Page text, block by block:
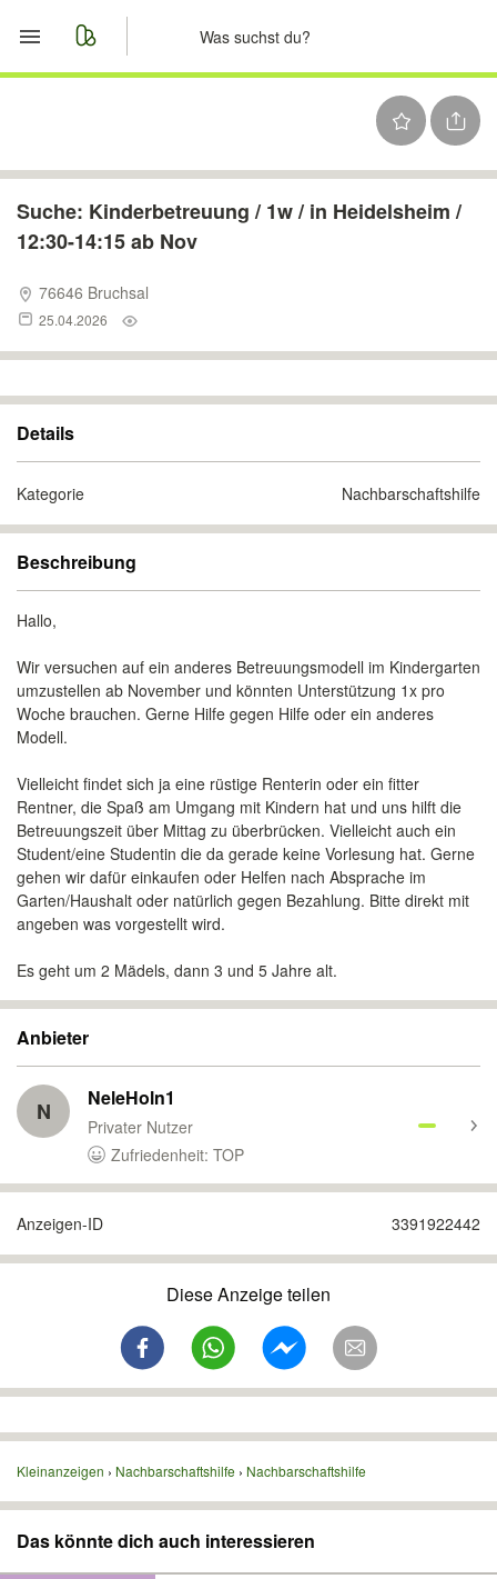
Nachrichten
Suche: Kinderbetreuung / 1w / in Heidelsheim /
12:30-14:15 ab Nov
76646 Bruchsal
25.04.2026
Details
Kategorie Nachbarschaftshilfe
Beschreibung
Hallo,
Wir versuchen auf ein anderes Betreuungsmodell im Kindergarten
umzustellen ab November und könnten Unterstützung 1x pro
Woche brauchen. Gerne Hilfe gegen Hilfe oder ein anderes
Modell.
Vielleicht findet sich ja eine rüstige Renterin oder ein fitter
Rentner, die Spaß am Umgang mit Kindern hat und uns hilft die
Betreuungszeit über Mittag zu überbrücken. Vielleicht auch ein
Student/eine Studentin die da gerade keine Vorlesung hat. Gerne
gehen wir dafür einkaufen oder Helfen nach Absprache im
Garten/Haushalt oder natürlich gegen Bezahlung. Bitte direkt mit
angeben was vorgestellt wird.
Es geht um 2 Mädels, dann 3 und 5 Jahre alt.
Anbieter
N NeleHoln1
Privater Nutzer
Zufriedenheit: TOP
Anzeigen-ID 3391922442
Diese Anzeige teilen
Kleinanzeigen Nachbarschaftshilfe Nachbarschaftshilfe
Das könnte dich auch interessieren